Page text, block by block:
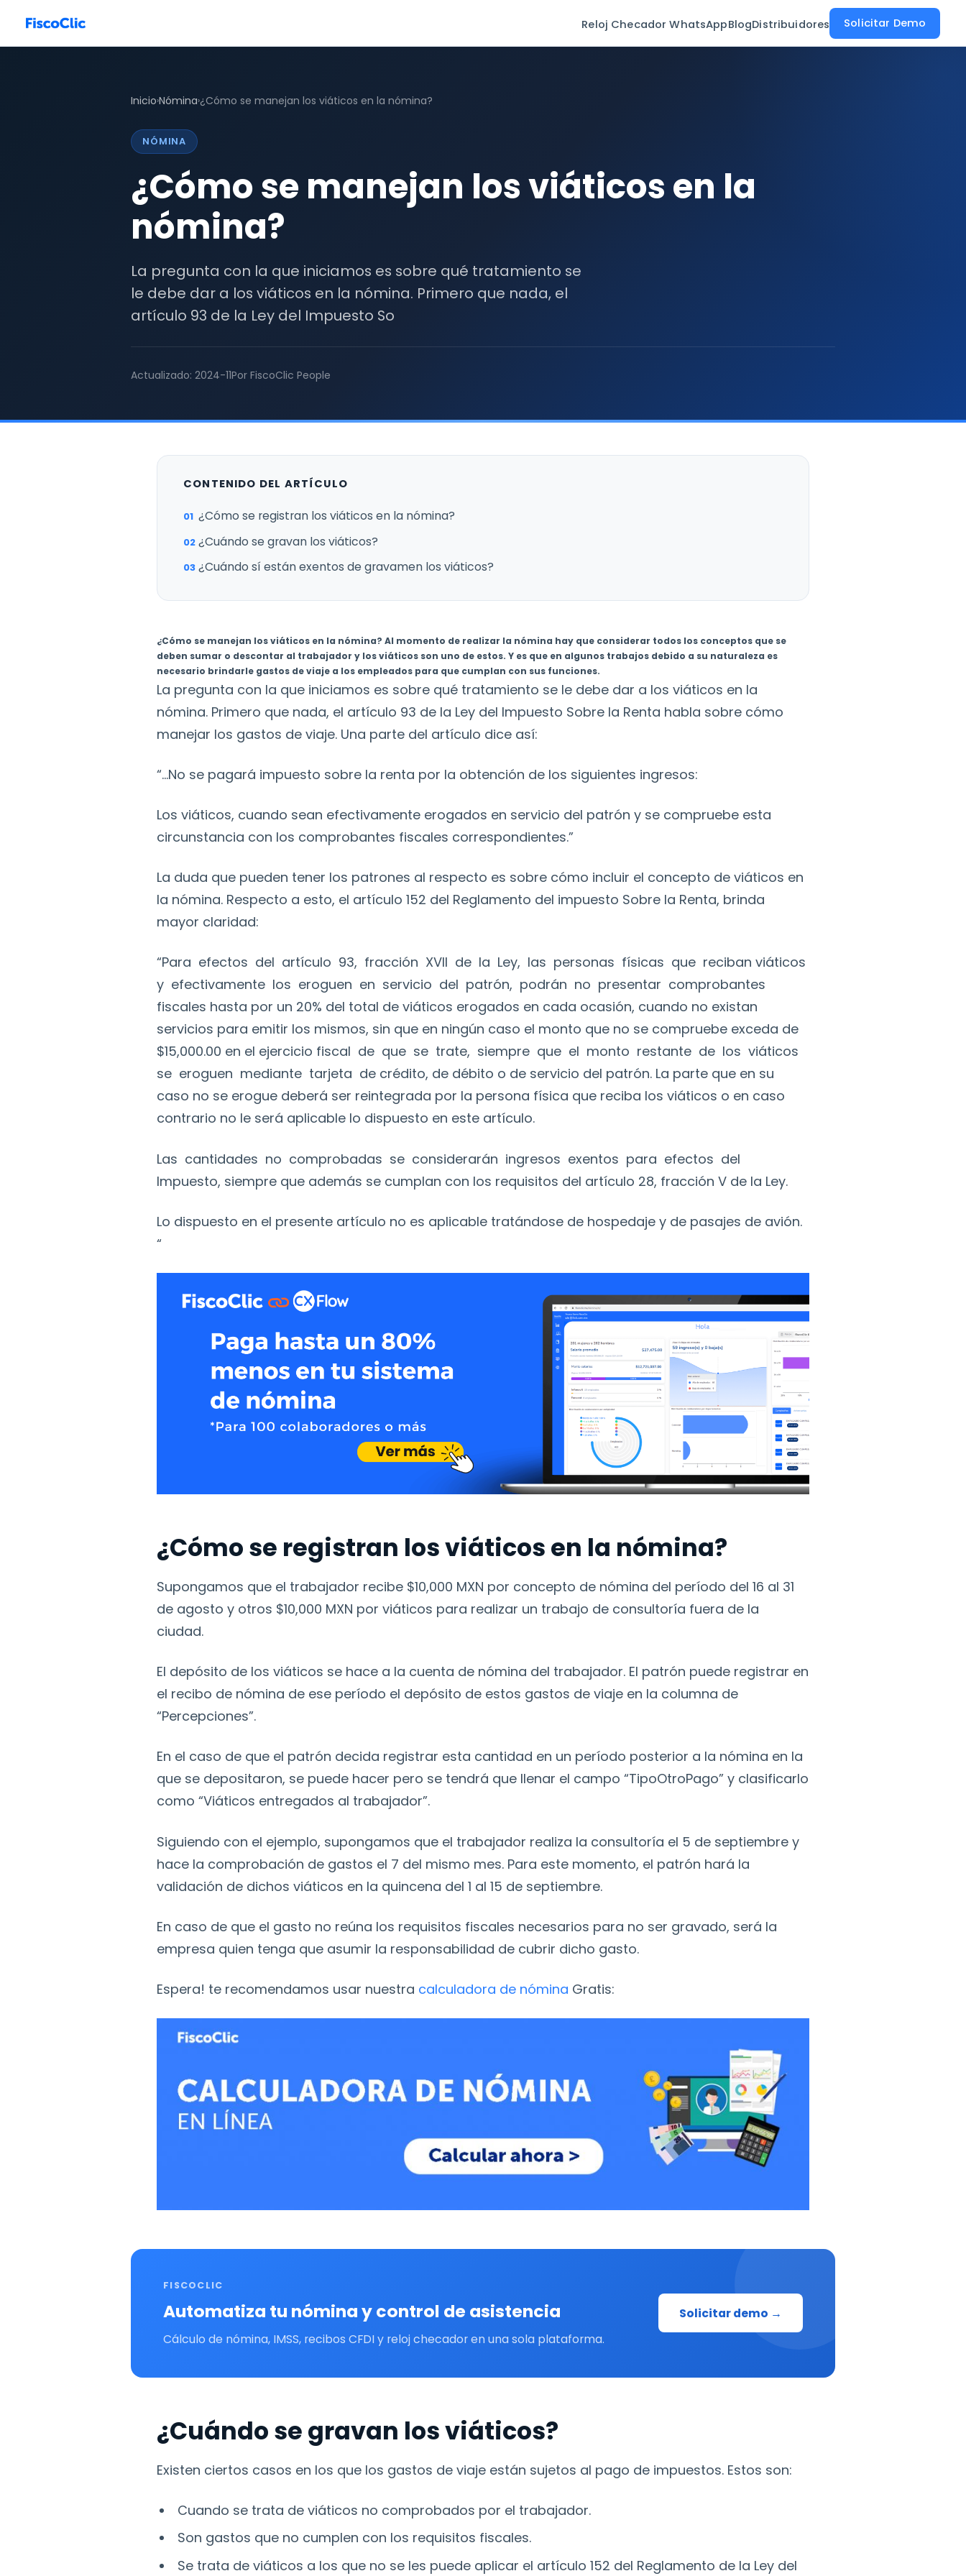
Reloj Checador WhatsAppBlogDistribuidores Solicitar Demo
Inicio›Nómina›¿Cómo se manejan los viáticos en la nómina?
NÓMINA
¿Cómo se manejan los viáticos en la
nómina?
La pregunta con la que iniciamos es sobre qué tratamiento se
le debe dar a los viáticos en la nómina. Primero que nada, el
artículo 93 de la Ley del Impuesto So
Actualizado: 2024-11Por FiscoClic People
CONTENIDO DEL ARTÍCULO
¿Cómo se registran los viáticos en la nómina?
¿Cuándo se gravan los viáticos?
¿Cuándo sí están exentos de gravamen los viáticos?
¿Cómo se manejan los viáticos en la nómina? Al momento de realizar la nómina hay que considerar todos los conceptos que se
deben sumar o descontar al trabajador y los viáticos son uno de estos. Y es que en algunos trabajos debido a su naturaleza es
necesario brindarle gastos de viaje a los empleados para que cumplan con sus funciones.
La pregunta con la que iniciamos es sobre qué tratamiento se le debe dar a los viáticos en la
nómina. Primero que nada, el artículo 93 de la Ley del Impuesto Sobre la Renta habla sobre cómo
manejar los gastos de viaje. Una parte del artículo dice así:
“...No se pagará impuesto sobre la renta por la obtención de los siguientes ingresos:
Los viáticos, cuando sean efectivamente erogados en servicio del patrón y se compruebe esta
circunstancia con los comprobantes fiscales correspondientes.”
La duda que pueden tener los patrones al respecto es sobre cómo incluir el concepto de viáticos en
la nómina. Respecto a esto, el artículo 152 del Reglamento del impuesto Sobre la Renta, brinda
mayor claridad:
“Para efectos del artículo 93, fracción XVII de la Ley, las personas físicas que reciban viáticos
y efectivamente los eroguen en servicio del patrón, podrán no presentar comprobantes
fiscales hasta por un 20% del total de viáticos erogados en cada ocasión, cuando no existan
servicios para emitir los mismos, sin que en ningún caso el monto que no se compruebe exceda de
$15,000.00 en el ejercicio fiscal de que se trate, siempre que el monto restante de los viáticos
se eroguen mediante tarjeta de crédito, de débito o de servicio del patrón. La parte que en su
caso no se erogue deberá ser reintegrada por la persona física que reciba los viáticos o en caso
contrario no le será aplicable lo dispuesto en este artículo.
Las cantidades no comprobadas se considerarán ingresos exentos para efectos del
Impuesto, siempre que además se cumplan con los requisitos del artículo 28, fracción V de la Ley.
Lo dispuesto en el presente artículo no es aplicable tratándose de hospedaje y de pasajes de avión.
“
¿Cómo se registran los viáticos en la nómina?
Supongamos que el trabajador recibe $10,000 MXN por concepto de nómina del período del 16 al 31
de agosto y otros $10,000 MXN por viáticos para realizar un trabajo de consultoría fuera de la
ciudad.
El depósito de los viáticos se hace a la cuenta de nómina del trabajador. El patrón puede registrar en
el recibo de nómina de ese período el depósito de estos gastos de viaje en la columna de
“Percepciones”.
En el caso de que el patrón decida registrar esta cantidad en un período posterior a la nómina en la
que se depositaron, se puede hacer pero se tendrá que llenar el campo “TipoOtroPago” y clasificarlo
como “Viáticos entregados al trabajador”.
Siguiendo con el ejemplo, supongamos que el trabajador realiza la consultoría el 5 de septiembre y
hace la comprobación de gastos el 7 del mismo mes. Para este momento, el patrón hará la
validación de dichos viáticos en la quincena del 1 al 15 de septiembre.
En caso de que el gasto no reúna los requisitos fiscales necesarios para no ser gravado, será la
empresa quien tenga que asumir la responsabilidad de cubrir dicho gasto.
Espera! te recomendamos usar nuestra calculadora de nómina Gratis:
FISCOCLIC
Automatiza tu nómina y control de asistencia
Cálculo de nómina, IMSS, recibos CFDI y reloj checador en una sola plataforma.
Solicitar demo →
¿Cuándo se gravan los viáticos?
Existen ciertos casos en los que los gastos de viaje están sujetos al pago de impuestos. Estos son:
Cuando se trata de viáticos no comprobados por el trabajador.
Son gastos que no cumplen con los requisitos fiscales.
Se trata de viáticos a los que no se les puede aplicar el artículo 152 del Reglamento de la Ley del